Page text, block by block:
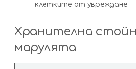
клетките от увреждане
Хранителна
марулята